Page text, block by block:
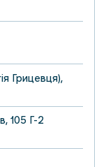
Грицевця),
105 Г-2